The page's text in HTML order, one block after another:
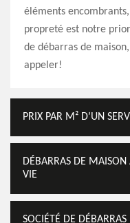
éléments
propreté est notre
de débarras de
appeler!
PRIX PAR M² D’UN
DÉBARRAS DE
VIE
SOCIÉTÉ DE